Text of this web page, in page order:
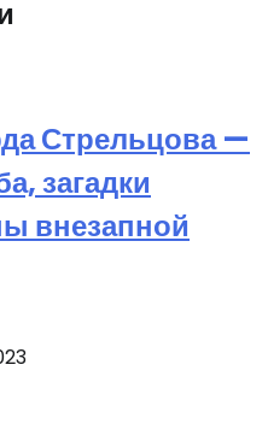
Стрельцова —
загадки
внезапной